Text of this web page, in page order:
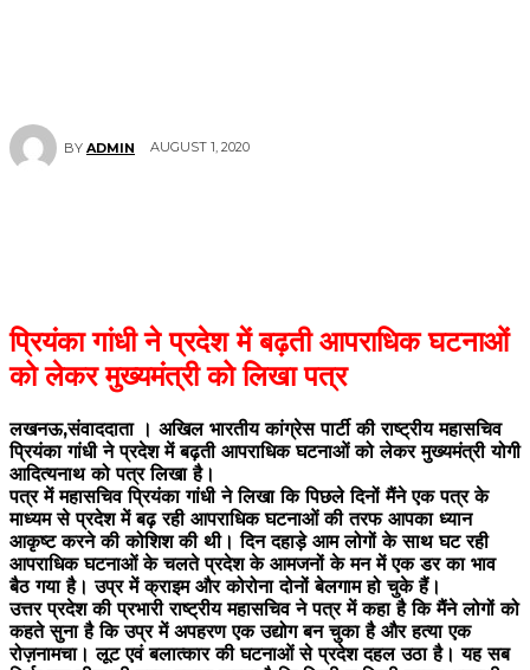
BY ADMIN AUGUST 1, 2020
प्रियंका गांधी ने प्रदेश में बढ़ती आपराधिक घटनाओं
को लेकर मुख्यमंत्री को लिखा पत्र
लखनऊ,संवाददाता । अखिल भारतीय कांग्रेस पार्टी की राष्ट्रीय महासचिव
प्रियंका गांधी ने प्रदेश में बढ़ती आपराधिक घटनाओं को लेकर मुख्यमंत्री योगी
आदित्यनाथ को पत्र लिखा है।
पत्र में महासचिव प्रियंका गांधी ने लिखा कि पिछले दिनों मैंने एक पत्र के
माध्यम से प्रदेश में बढ़ रही आपराधिक घटनाओं की तरफ आपका ध्यान
आकृष्ट करने की कोशिश की थी। दिन दहाड़े आम लोगों के साथ घट रही
आपराधिक घटनाओं के चलते प्रदेश के आमजनों के मन में एक डर का भाव
बैठ गया है। उप्र में क्राइम और कोरोना दोनों बेलगाम हो चुके हैं।
उत्तर प्रदेश की प्रभारी राष्ट्रीय महासचिव ने पत्र में कहा है कि मैंने लोगों को
कहते सुना है कि उप्र में अपहरण एक उद्योग बन चुका है और हत्या एक
रोज़नामचा। लूट एवं बलात्कार की घटनाओं से प्रदेश दहल उठा है। यह सब